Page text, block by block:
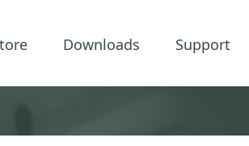
Downloads Support